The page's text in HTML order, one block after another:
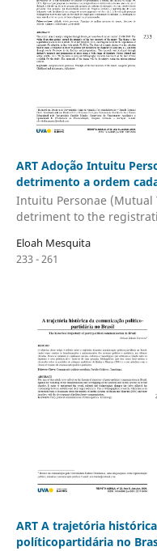
ART Adoção Intuitu
detrimento a ordem
Intuitu Personae (Mutual
detriment to the
Eloah Mesquita
233 - 261
ART A trajetória
políticopartidária no